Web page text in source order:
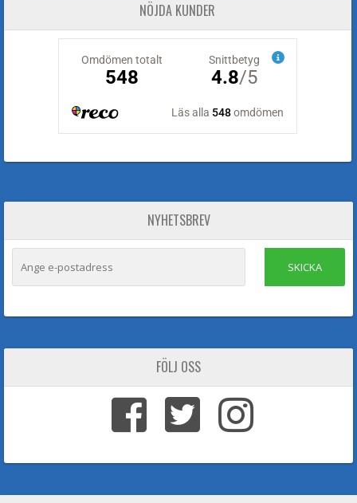
NÖJDA KUNDER
NYHETSBREV
SKICKA
FÖLJ OSS